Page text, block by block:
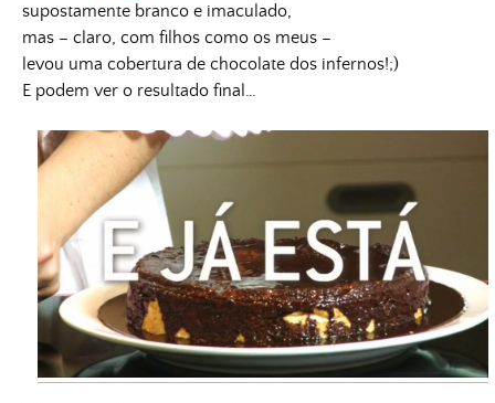
supostamente branco e imaculado,
mas – claro, com filhos como os meus –
levou uma cobertura de chocolate dos infernos!;)
E podem ver o resultado final…